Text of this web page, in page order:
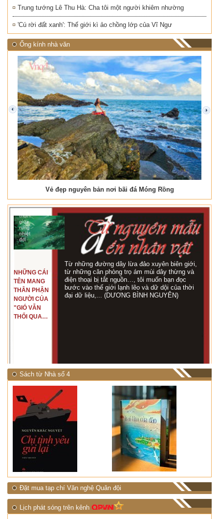
Trung tướng Lê Thu Hà: Cha tôi một người khiêm nhường
'Cú rời đất xanh': Thế giới kì ảo chồng lớp của Vĩ Ngư
Ống kính nhà văn
Vẻ đẹp nguyên bản nơi bãi đá Móng Rồng
prev next
NHỮNG CÁI
TÊN MANG
THÂN PHẬN
NGƯỜI CỦA
"GIÓ VẪN
THỔI QUA
Từ những đường dây lừa đảo xuyên biên giới,
từ những căn phòng trọ ám mùi dây thừng và
điện thoại bị tắt nguồn…, tôi muốn bạn đọc
bước vào thế giới lạnh lẽo và dữ dội của thời
đại dữ liệu,... (DƯƠNG BÌNH NGUYÊN)
Sách từ Nhà số 4
Đặt mua tạp chí Văn nghệ Quân đội
Lịch phát sóng trên kênh